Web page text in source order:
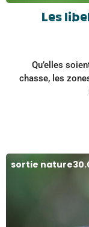
Les
Qu’elles
chasse, les
sortie nature